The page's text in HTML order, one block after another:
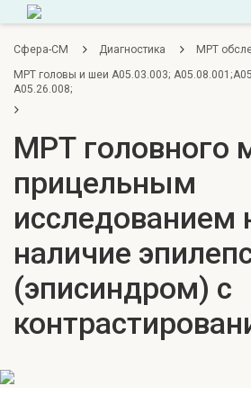
Сфера-СМ Диагностика
МРТ
МРТ головы и шеи A05.03.003;
A05.26.008;
МРТ головного
прицельным
исследованием
наличие
(эписиндром) с